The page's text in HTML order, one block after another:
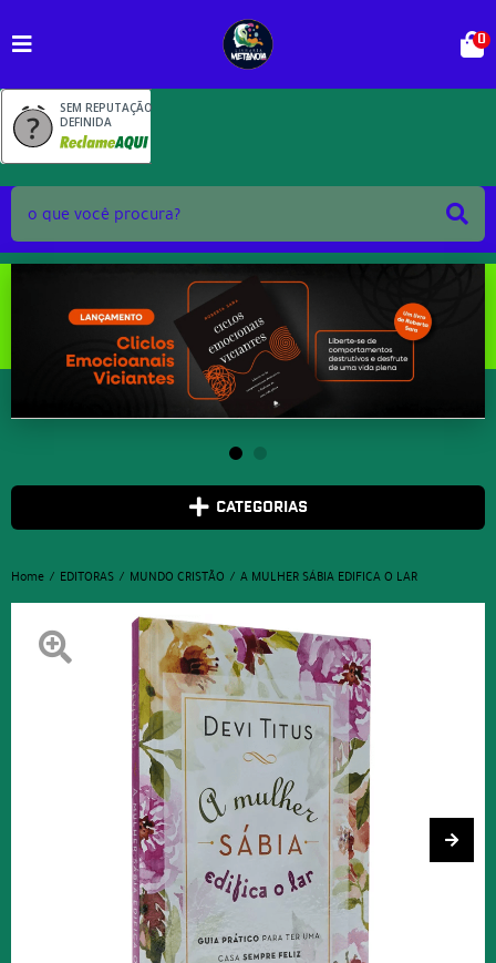
SEM REPUTAÇÃO
DEFINIDA
0
CATEGORIAS
Home EDITORAS MUNDO CRISTÃO A MULHER SÁBIA EDIFICA O LAR